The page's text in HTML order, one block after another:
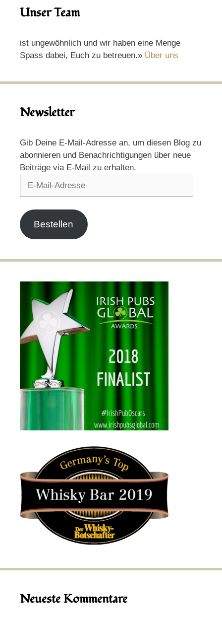
Unser Team
ist ungewöhnlich und wir haben eine Menge
Spass dabei, Euch zu betreuen.» Über uns
Newsletter
Gib Deine E-Mail-Adresse an, um diesen Blog zu
abonnieren und Benachrichtigungen über neue
Beiträge via E-Mail zu erhalten.
Bestellen
Neueste Kommentare